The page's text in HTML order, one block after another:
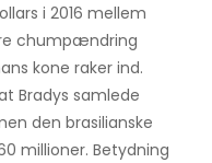
i 2016 mellem
chumpændring
kone raker ind.
Bradys samlede
den brasilianske
millioner. Betydning